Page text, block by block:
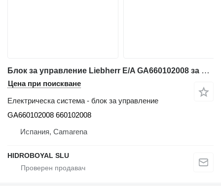
Блок за управление Liebherr E/A GA660102008 за автокран Liebherr LTM CRANE
Цена при поискване
Електрическа система - блок за управление
GA660102008 660102008
Испания, Camarena
HIDROBOYAL SLU